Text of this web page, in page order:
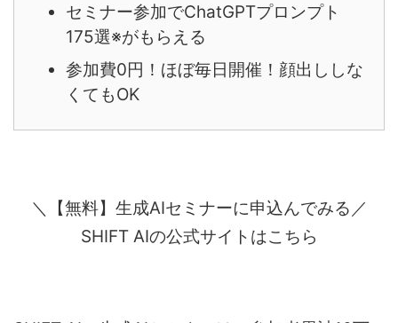
セミナー参加でChatGPTプロンプト
175選※がもらえる
参加費0円！ほぼ毎日開催！顔出ししな
くてもOK
＼【無料】生成AIセミナーに申込んでみる／
SHIFT AIの公式サイトはこちら